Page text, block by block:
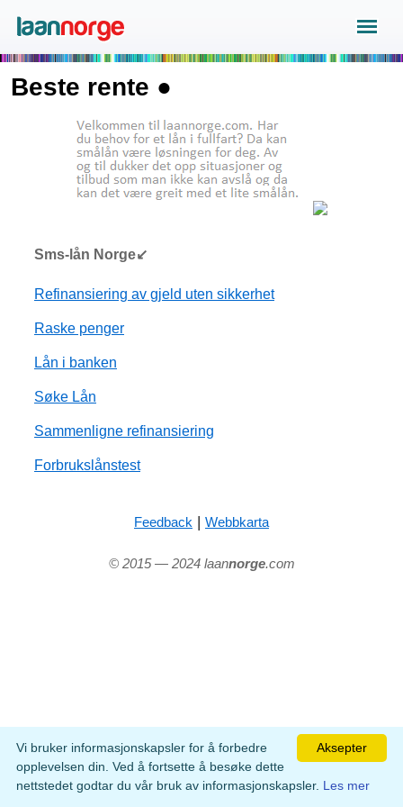
Beste rente ●
Sms-lån Norge↙
Refinansiering av gjeld uten sikkerhet
Raske penger
Lån i banken
Søke Lån
Sammenligne refinansiering
Forbrukslånstest
Feedback | Webbkarta
© 2015 — 2024 laannorge.com
Aksepter
Vi bruker informasjonskapsler for å forbedre
opplevelsen din. Ved å fortsette å besøke dette
nettstedet godtar du vår bruk av informasjonskapsler. Les mer